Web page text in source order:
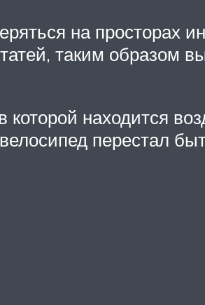
на просторах
таким образом
которой находится
перестал